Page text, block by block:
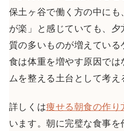
保土ヶ谷で働く方の中にも
が楽」と感じていても、
質の多いものが増えている
食は体重を増やす原因で
ムを整える土台として考え
詳しくは痩せる朝食の作り
います。朝に完璧な食事